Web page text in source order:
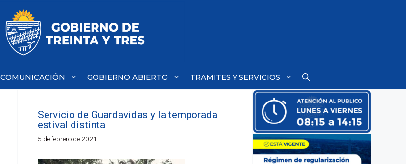
COMUNICACIÓN GOBIERNO ABIERTO TRAMITES Y SERVICIOS
Servicio de Guardavidas y la temporada
estival distinta
5 de febrero de 2021